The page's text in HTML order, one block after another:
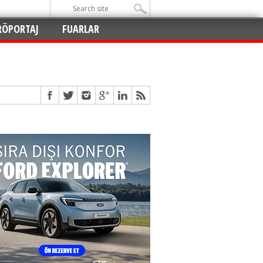
FUARLAR